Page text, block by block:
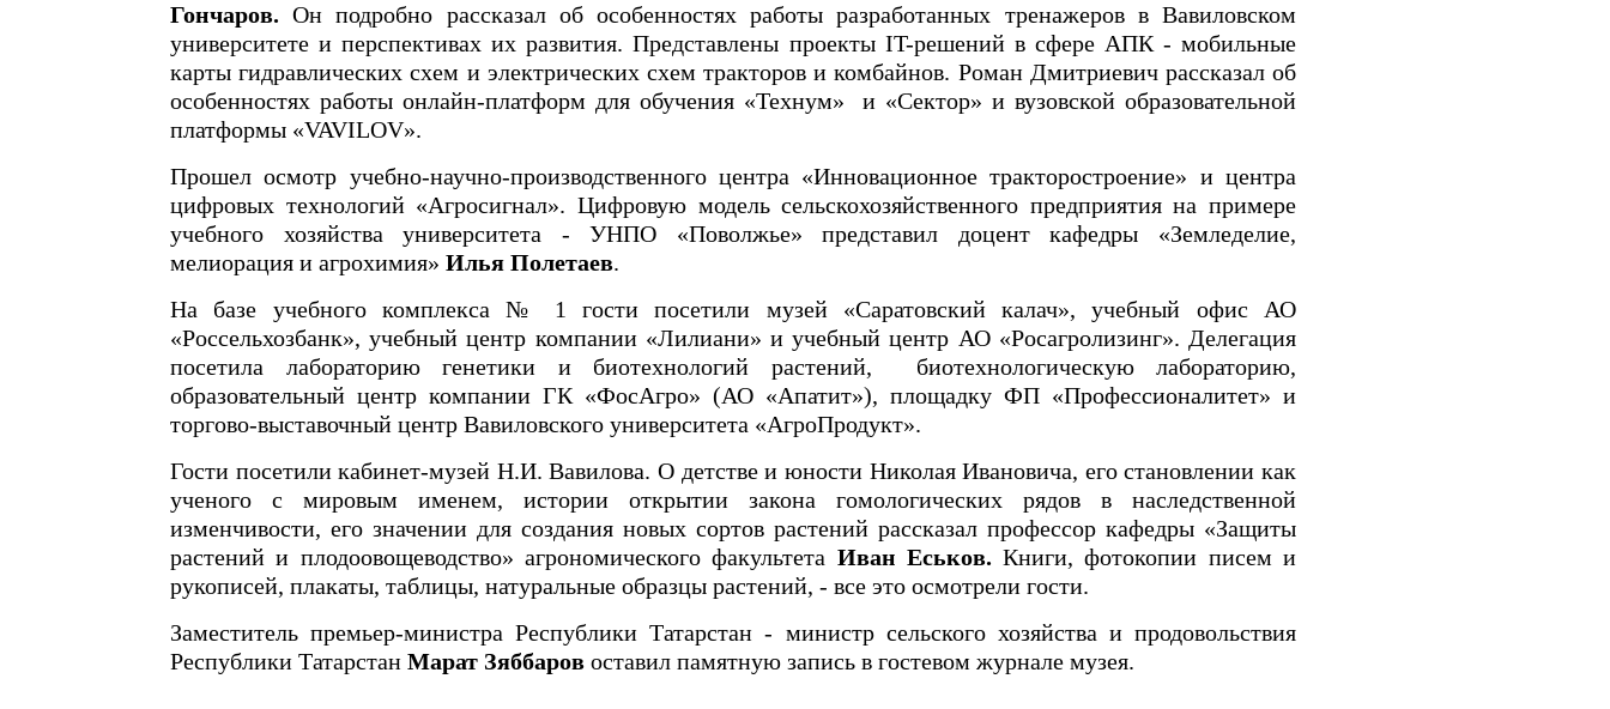
Гончаров. Он подробно рассказал об особенностях работы разработанных тренажеров в Вавиловском
университете и перспективах их развития. Представлены проекты IT-решений в сфере АПК - мобильные
карты гидравлических схем и электрических схем тракторов и комбайнов. Роман Дмитриевич рассказал об
особенностях работы онлайн-платформ для обучения «Технум» и «Сектор» и вузовской образовательной
платформы «VAVILOV».
Прошел осмотр учебно-научно-производственного центра «Инновационное тракторостроение» и центра
цифровых технологий «Агросигнал». Цифровую модель сельскохозяйственного предприятия на примере
учебного хозяйства университета - УНПО «Поволжье» представил доцент кафедры «Земледелие,
мелиорация и агрохимия» Илья Полетаев.
На базе учебного комплекса № 1 гости посетили музей «Саратовский калач», учебный офис АО
«Россельхозбанк», учебный центр компании «Лилиани» и учебный центр АО «Росагролизинг». Делегация
посетила лабораторию генетики и биотехнологий растений, биотехнологическую лабораторию,
образовательный центр компании ГК «ФосАгро» (АО «Апатит»), площадку ФП «Профессионалитет» и
торгово-выставочный центр Вавиловского университета «АгроПродукт».
Гости посетили кабинет-музей Н.И. Вавилова. О детстве и юности Николая Ивановича, его становлении как
ученого с мировым именем, истории открытии закона гомологических рядов в наследственной
изменчивости, его значении для создания новых сортов растений рассказал профессор кафедры «Защиты
растений и плодоовощеводство» агрономического факультета Иван Еськов. Книги, фотокопии писем и
рукописей, плакаты, таблицы, натуральные образцы растений, - все это осмотрели гости.
Заместитель премьер-министра Республики Татарстан - министр сельского хозяйства и продовольствия
Республики Татарстан Марат Зяббаров оставил памятную запись в гостевом журнале музея.